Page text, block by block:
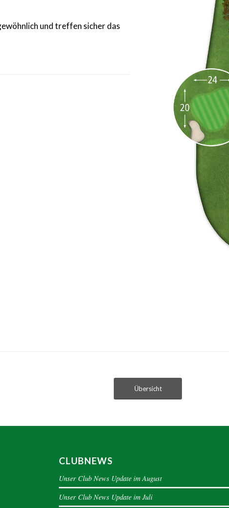
und treffen sicher das
Übersicht
CLUBNEWS
Unser Club News Update im August
Unser Club News Update im Juli